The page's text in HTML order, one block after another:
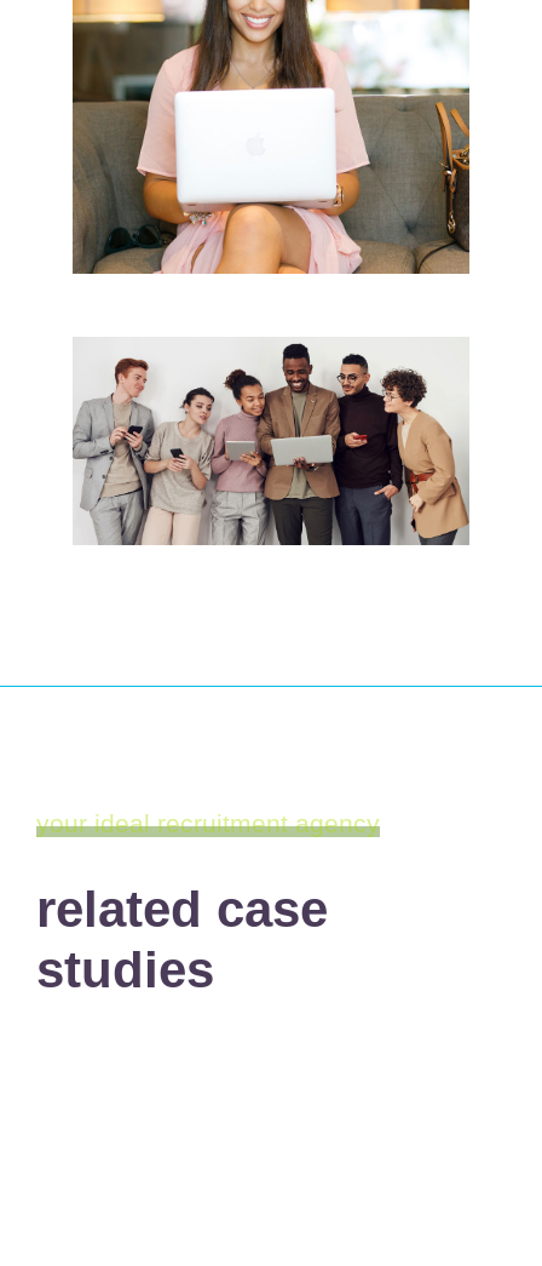
your ideal recruitment agency
related case
studies